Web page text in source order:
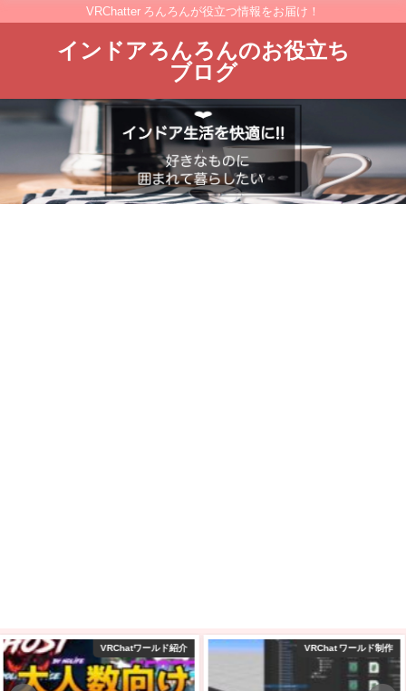
VRChatter ろんろんが役立つ情報をお届け！
インドアろんろんのお役立ち
ブログ
VRChat ワールド制作 amazon